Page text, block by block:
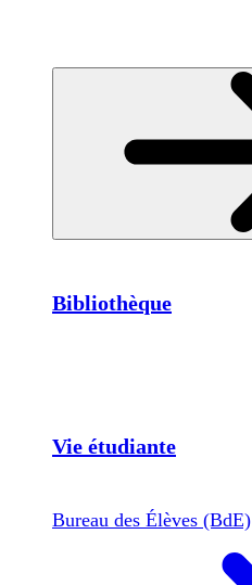
Bibliothèque
Vie étudiante
Bureau des Élèves (BdE)